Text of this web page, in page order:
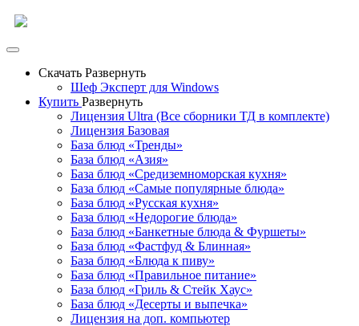
Скачать Развернуть
Шеф Эксперт для Windows
Купить Развернуть
Лицензия Ultra (Все сборники ТД в комплекте)
Лицензия Базовая
База блюд «Тренды»
База блюд «Азия»
База блюд «Средиземноморская кухня»
База блюд «Самые популярные блюда»
База блюд «Русская кухня»
База блюд «Недорогие блюда»
База блюд «Банкетные блюда & Фуршеты»
База блюд «Фастфуд & Блинная»
База блюд «Блюда к пиву»
База блюд «Правильное питание»
База блюд «Гриль & Стейк Хаус»
База блюд «Десерты и выпечка»
Лицензия на доп. компьютер